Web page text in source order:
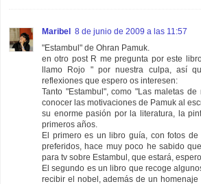
Maribel 8 de junio de 2009 a las 11:57
"Estambul" de Ohran Pamuk.
en otro post R me pregunta por este
llamo Rojo " por nuestra culpa, así
reflexiones que espero os interesen:
Tanto "Estambul", como "Las maletas
conocer las motivaciones de Pamuk al
su enorme pasión por la literatura, la
primeros años.
El primero es un libro guía, con fotos
preferidos, hace muy poco he sabido
para tv sobre Estambul, que estará,
El segundo es un libro que recoge
recibir el nobel, además de un homenaje